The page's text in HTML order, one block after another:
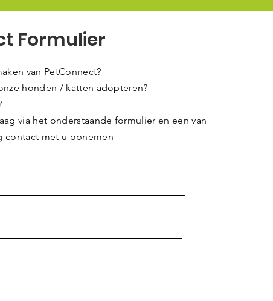
Formulier
van PetConnect?
honden / katten adopteren?
via het onderstaande formulier en een van
contact met u opnemen